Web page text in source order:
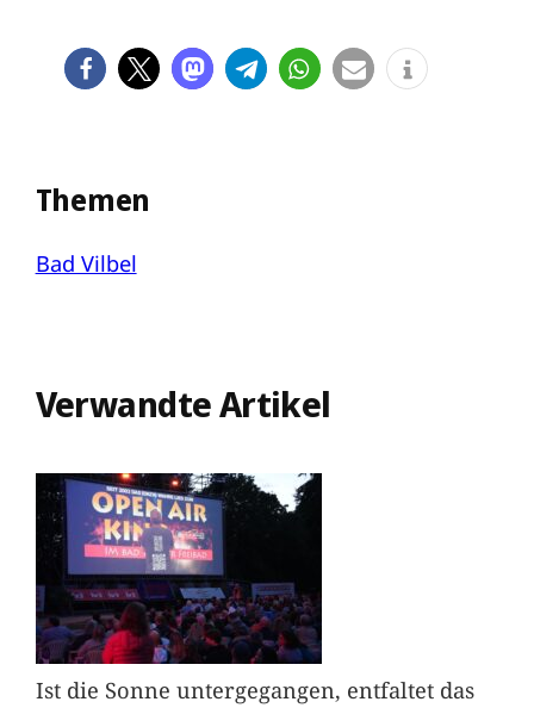
Themen
Bad Vilbel
Verwandte Artikel
Ist die Sonne untergegangen, entfaltet das